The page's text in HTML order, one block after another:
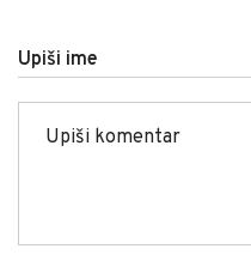
Upiši ime